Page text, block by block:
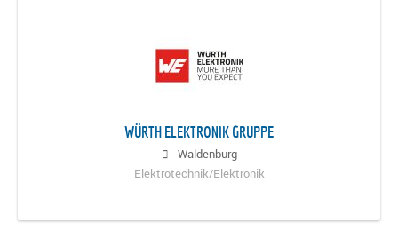
WÜRTH ELEKTRONIK GRUPPE
Waldenburg
Elektrotechnik/Elektronik